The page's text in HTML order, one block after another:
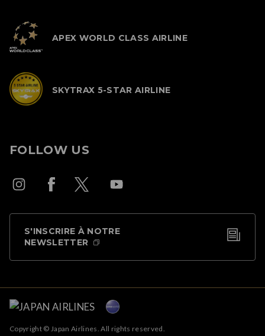
APEX WORLD CLASS AIRLINE
SKYTRAX 5-STAR AIRLINE
FOLLOW US
S'INSCRIRE À NOTRE
NEWSLETTER
Copyright © Japan Airlines. All rights reserved.